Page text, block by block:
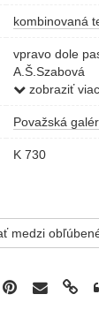
kombinovaná
vpravo dole
A.Š.Szabová
vľavo dole
zobraziť viac
Považská
K 730
medzi